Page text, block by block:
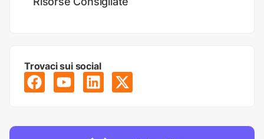
Trovaci sui social